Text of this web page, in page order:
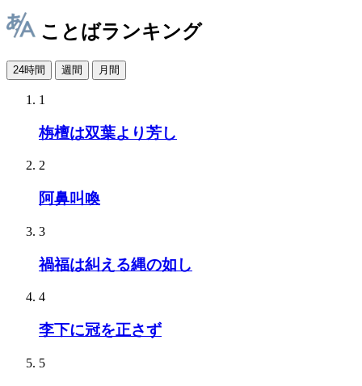
ことばランキング
24時間 週間 月間
1
栴檀は双葉より芳し
2
阿鼻叫喚
3
禍福は糾える縄の如し
4
李下に冠を正さず
5